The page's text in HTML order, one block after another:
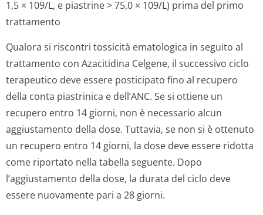
1,5 × 109/L, e piastrine>75,0 × 109/L) prima del primo
trattamento
Qualora si riscontri tossicità ematologica in seguito al
trattamento con Azacitidina Celgene, il successivo ciclo
terapeutico deve essere posticipato fino al recupero
della conta piastrinica e dell’ANC. Se si ottiene un
recupero entro 14 giorni, non è necessario alcun
aggiustamento della dose. Tuttavia, se non si è ottenuto
un recupero entro 14 giorni, la dose deve essere ridotta
come riportato nella tabella seguente. Dopo
l’aggiustamento della dose, la durata del ciclo deve
essere nuovamente pari a 28 giorni.